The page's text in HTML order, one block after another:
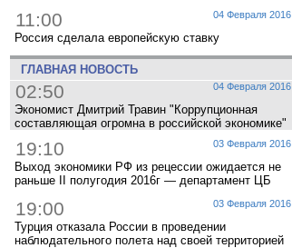
04 Февраля 2016
11:00
Россия сделала европейскую ставку
ГЛАВНАЯ НОВОСТЬ
04 Февраля 2016
02:50
Экономист Дмитрий Травин "Коррупционная
составляющая огромна в российской экономике"
03 Февраля 2016
19:10
Выход экономики РФ из рецессии ожидается не
раньше II полугодия 2016г — департамент ЦБ
03 Февраля 2016
19:00
Турция отказала России в проведении
наблюдательного полета над своей территорией